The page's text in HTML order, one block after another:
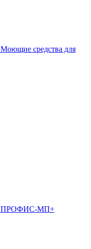
Моющие средства для
ПРОФИС-МП+